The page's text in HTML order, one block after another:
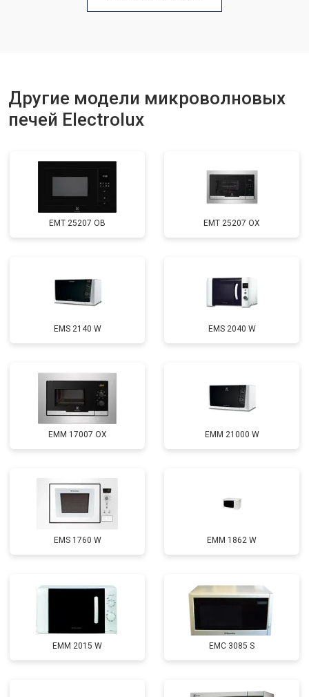
Замена лампочки от 2400 ₽
Другие модели микроволновых
печей Electrolux
EMT 25207 OB EMT 25207 OX
EMS 2140 W EMS 2040 W
EMM 17007 OX EMM 21000 W
EMS 1760 W EMM 1862 W
EMM 2015 W EMC 3085 S